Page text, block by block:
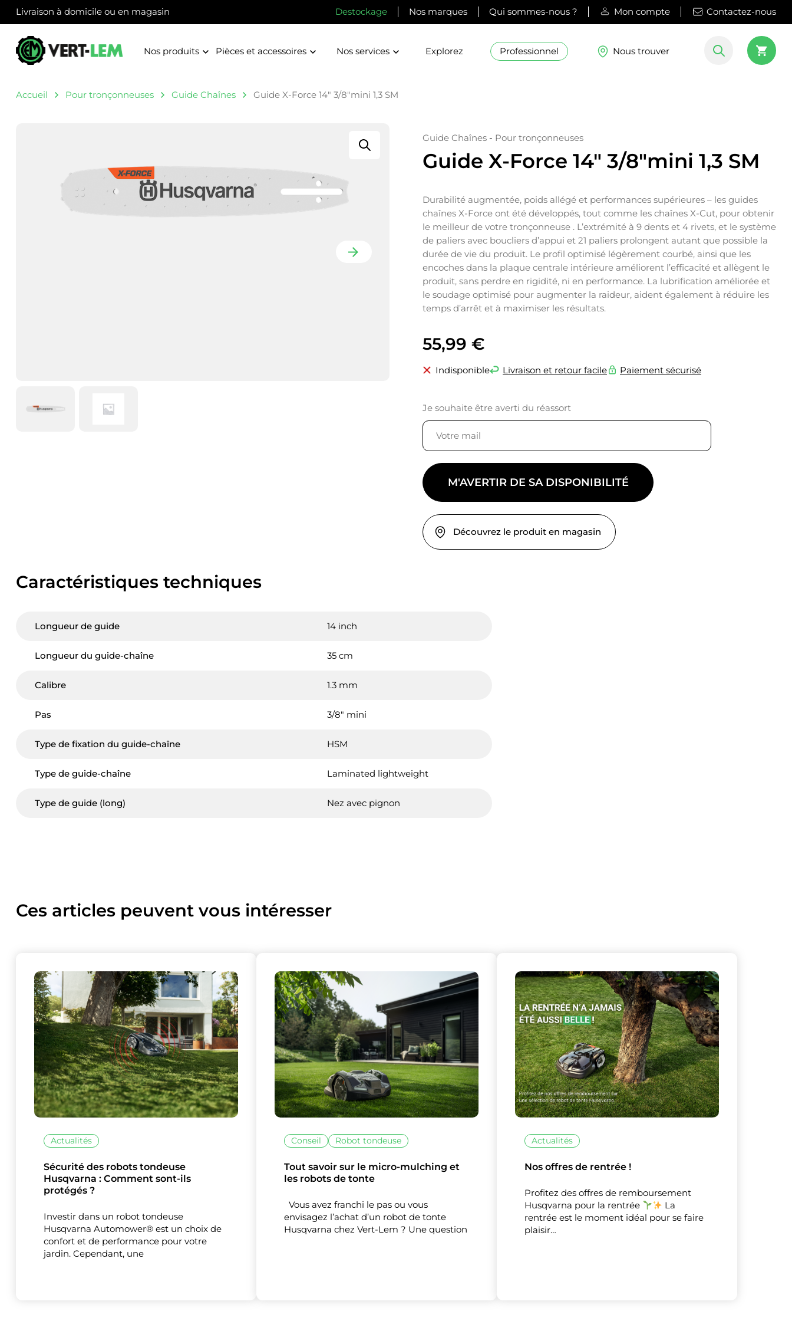
Ce site utilise des cookies et vous donne le contrôle sur ceux que
vous souhaitez activer
Nos partenaires(1)
Mesure d'audience
Tout accepter Tout refuser
XMasquer le bandeau
Livraison à domicile ou en magasin Destockage Nos marques Qui sommes-nous ? Mon compte Contactez-nous
Nos produits Pièces et accessoires Nos services Explorez Professionnel Nous trouver
Accueil Pour tronçonneuses Guide Chaînes Guide X-Force 14″ 3/8″mini 1,3 SM
Guide Chaînes - Pour tronçonneuses
Guide X-Force 14″ 3/8″mini 1,3 SM
Durabilité augmentée, poids allégé et performances supérieures – les guides
chaînes X-Force ont été développés, tout comme les chaînes X-Cut, pour obtenir
le meilleur de votre tronçonneuse . L’extrémité à 9 dents et 4 rivets, et le système
de paliers avec boucliers d’appui et 21 paliers prolongent autant que possible la
durée de vie du produit. Le profil optimisé légèrement courbé, ainsi que les
encoches dans la plaque centrale intérieure améliorent l’efficacité et allègent le
produit, sans perdre en rigidité, ni en performance. La lubrification améliorée et
le soudage optimisé pour augmenter la raideur, aident également à réduire les
temps d’arrêt et à maximiser les résultats.
55,99 €
Indisponible Livraison et retour facile Paiement sécurisé
Je souhaite être averti du réassort
M'AVERTIR DE SA DISPONIBILITÉ
Découvrez le produit en magasin
Caractéristiques techniques
Longueur de guide 14 inch
Longueur du guide-chaîne 35 cm
Calibre 1.3 mm
Pas 3/8" mini
Type de fixation du guide-chaîne HSM
Type de guide-chaîne Laminated lightweight
Type de guide (long) Nez avec pignon
Ces articles peuvent vous intéresser
Actualités
Sécurité des robots tondeuse
Husqvarna : Comment sont-ils
protégés ?
Investir dans un robot tondeuse
Husqvarna Automower® est un choix de
confort et de performance pour votre
jardin. Cependant, une
Conseil Robot tondeuse
Tout savoir sur le micro-mulching et
les robots de tonte
Vous avez franchi le pas ou vous
envisagez l’achat d’un robot de tonte
Husqvarna chez Vert-Lem ? Une question
Actualités
Nos offres de rentrée !
Profitez des offres de remboursement
Husqvarna pour la rentrée
La
rentrée est le moment idéal pour se faire
plaisir…